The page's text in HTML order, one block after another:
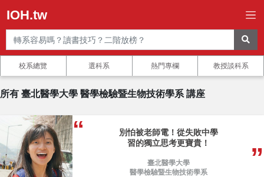
IOH.tw
校系總覽 選科系 熱門專欄 教授談科系
所有 臺北醫學大學 醫學檢驗暨生物技術學系 講座
別怕被老師電！從失敗中學
習的獨立思考更寶貴！
臺北醫學大學
醫學檢驗暨生物技術學系